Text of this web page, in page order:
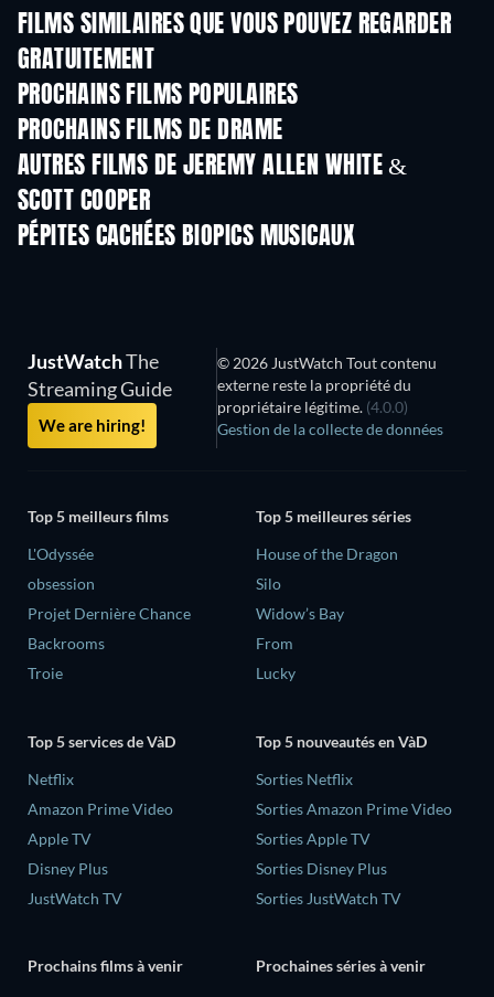
FILMS SIMILAIRES QUE VOUS POUVEZ REGARDER
GRATUITEMENT
PROCHAINS FILMS POPULAIRES
PROCHAINS FILMS DE DRAME
AUTRES FILMS DE JEREMY ALLEN WHITE &
SCOTT COOPER
PÉPITES CACHÉES BIOPICS MUSICAUX
JustWatchThe
Streaming Guide
We are hiring!
© 2026 JustWatch Tout contenu
externe reste la propriété du
propriétaire légitime. (4.0.0)
Gestion de la collecte de données
Top 5 meilleurs films
L'Odyssée
obsession
Projet Dernière Chance
Backrooms
Troie
Top 5 meilleures séries
House of the Dragon
Silo
Widow’s Bay
From
Lucky
Top 5 services de VàD
Netflix
Amazon Prime Video
Apple TV
Disney Plus
JustWatch TV
Top 5 nouveautés en VàD
Sorties Netflix
Sorties Amazon Prime Video
Sorties Apple TV
Sorties Disney Plus
Sorties JustWatch TV
Prochains films à venir
Prochaines séries à venir